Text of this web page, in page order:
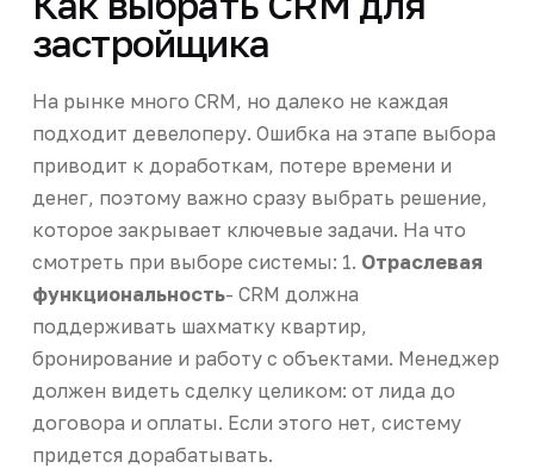
застройщика
На рынке много CRM, но далеко не каждая
подходит девелоперу. Ошибка на этапе выбора
приводит к доработкам, потере времени и
денег, поэтому важно сразу выбрать решение,
которое закрывает ключевые задачи. На что
смотреть при выборе системы: 1. Отраслевая
функциональность- CRM должна
поддерживать шахматку квартир,
бронирование и работу с объектами. Менеджер
должен видеть сделку целиком: от лида до
договора и оплаты. Если этого нет, систему
придется дорабатывать.